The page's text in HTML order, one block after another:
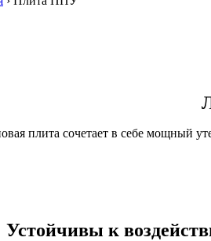
плита сочетает в себе мощный
Устойчивы к